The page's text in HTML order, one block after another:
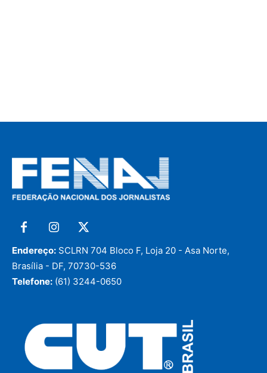
Endereço: SCLRN 704 Bloco F, Loja 20 - Asa Norte,
Brasília - DF, 70730-536
Telefone: (61) 3244-0650